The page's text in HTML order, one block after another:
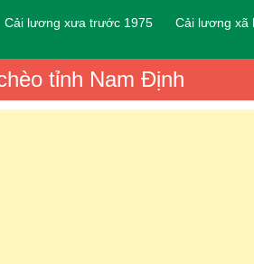
Cải lương xưa trước 1975 Cải lương xã
tỉnh Nam Định